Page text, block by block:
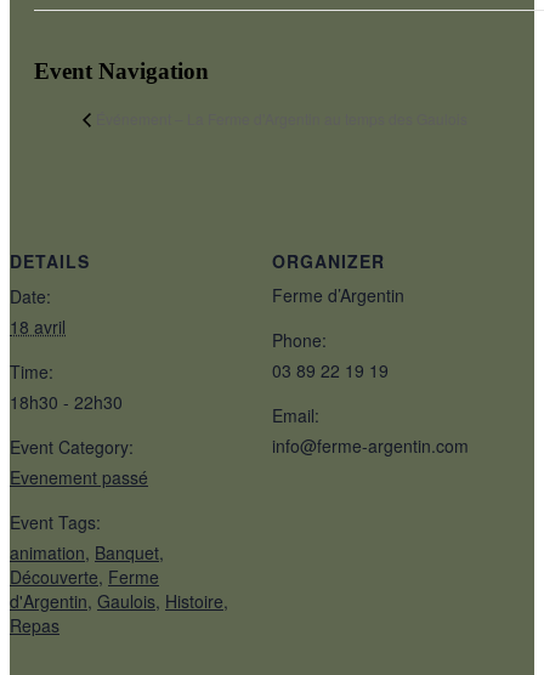
Event Navigation
DETAILS
Date:
18 avril
Time:
18h30 - 22h30
Event Category:
Evenement passé
Event Tags:
animation, Banquet,
Découverte, Ferme
d'Argentin, Gaulois, Histoire,
Repas
ORGANIZER
Ferme d’Argentin
Phone:
03 89 22 19 19
Email:
info@ferme-argentin.com